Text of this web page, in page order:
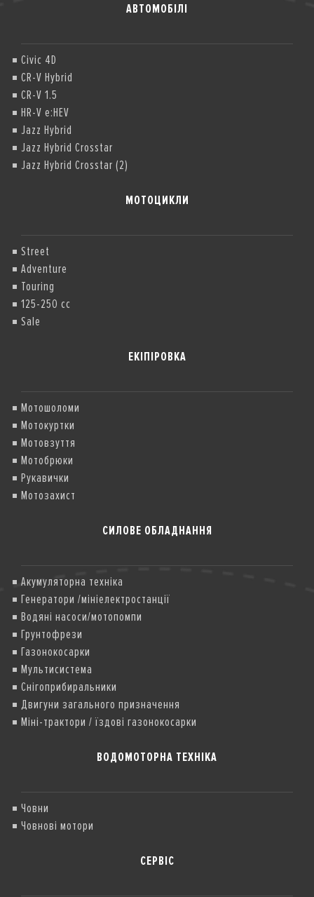
АВТОМОБІЛІ
Civic 4D
CR-V Hybrid
CR-V 1.5
HR-V e:HEV
Jazz Hybrid
Jazz Hybrid Crosstar
Jazz Hybrid Crosstar (2)
МОТОЦИКЛИ
Street
Adventure
Touring
125-250 cc
Sale
ЕКІПІРОВКА
Мотошоломи
Мотокуртки
Мотовзуття
Мотобрюки
Рукавички
Мотозахист
СИЛОВЕ ОБЛАДНАННЯ
Акумуляторна техніка
Генератори /мініелектростанції
Водяні насоси/мотопомпи
Грунтофрези
Газонокосарки
Мультисистема
Снігоприбиральники
Двигуни загального призначення
Міні-трактори / їздові газонокосарки
ВОДОМОТОРНА ТЕХНІКА
Човни
Човнові мотори
СЕРВІС